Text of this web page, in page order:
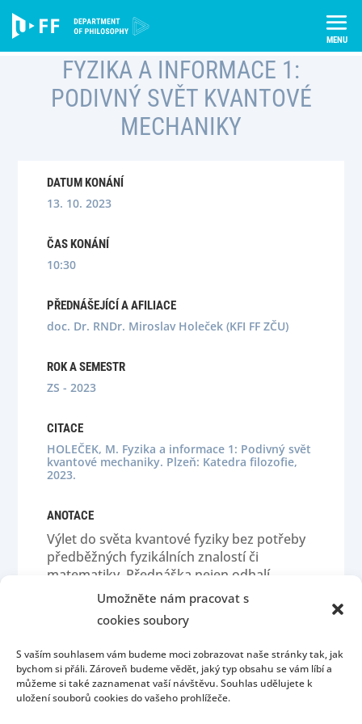
content
Umožněte nám pracovat s
cookies soubory
S vaším souhlasem vám budeme moci zobrazovat naše stránky tak, jak
bychom si přáli. Zároveň budeme vědět, jaký typ obsahu se vám líbí a
můžeme si také zaznamenat vaší návštěvu. Souhlas udělujete k
uložení souborů cookies do vašeho prohlížeče.
Semináře
Fyzika a informace 1: Podivný svět kvantové mechaniky
FYZIKA A INFORMACE 1:
PODIVNÝ SVĚT KVANTOVÉ
MECHANIKY
DATUM KONÁNÍ
13. 10. 2023
ČAS KONÁNÍ
10:30
PŘEDNÁŠEJÍCÍ A AFILIACE
doc. Dr. RNDr. Miroslav Holeček (KFI FF ZČU)
ROK A SEMESTR
ZS - 2023
CITACE
HOLEČEK, M. Fyzika a informace 1: Podivný svět
kvantové mechaniky. Plzeň: Katedra filozofie,
2023.
ANOTACE
Výlet do světa kvantové fyziky bez potřeby
předběžných fyzikálních znalostí či
matematiky. Přednáška nejen odhalí
hlubokou souvislost kvantové fyziky s ne
zcela snadno uchopitelným pojmem
“informace”, ale především demonstruje, jak
světu, když musíme opustit navyklá schémata
myšlení.